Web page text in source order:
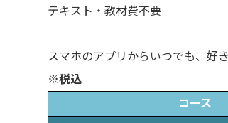
テキスト・教材費不要
スマホのアプリからいつでも、好
※税込
コース